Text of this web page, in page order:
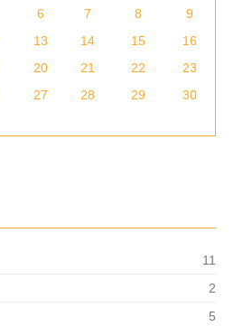
6 7 8
9
13 14 15
16
20 21 22
23
27 28 29
30
11
2
5